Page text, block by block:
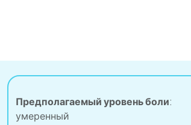
Предполагаемый уровень боли:
умеренный